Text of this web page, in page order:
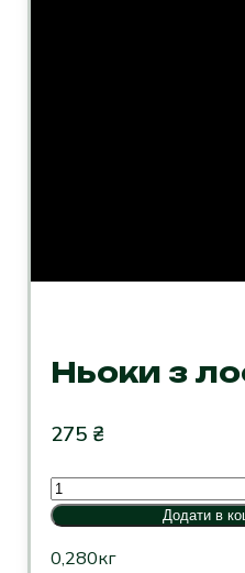
Ньоки з
275 ₴
Ньоки
з
лососем,шпинатом
та
Додати в
0,280кг